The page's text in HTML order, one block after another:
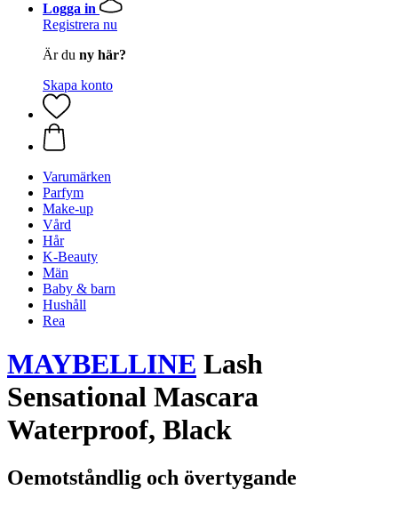
Logga in
Registrera nu
Är du ny här?
Skapa konto
Varumärken
Parfym
Make-up
Vård
Hår
K-Beauty
Män
Baby & barn
Hushåll
Rea
MAYBELLINE Lash
Sensational Mascara
Waterproof, Black
Oemotståndlig och övertygande